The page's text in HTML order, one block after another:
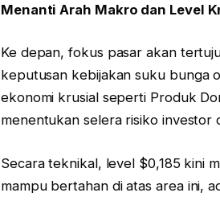
Menanti Arah Makro dan Level
Ke depan, fokus pasar akan
keputusan kebijakan suku bunga
ekonomi krusial seperti Produk
menentukan selera risiko
Secara teknikal, level $0,185 kini
mampu bertahan di atas area ini,